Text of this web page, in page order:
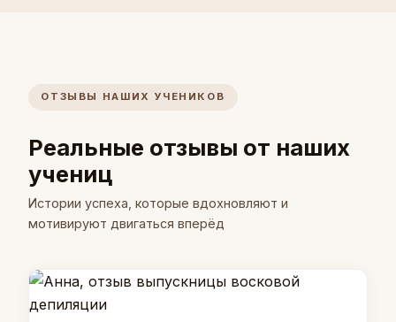
ОТЗЫВЫ НАШИХ УЧЕНИКОВ
Реальные отзывы от наших
учениц
Истории успеха, которые вдохновляют и
мотивируют двигаться вперёд